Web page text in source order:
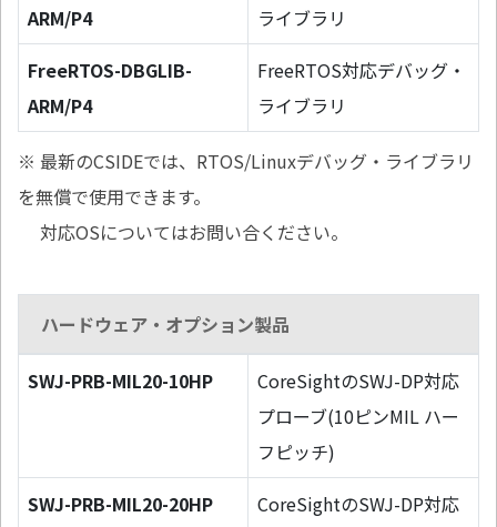
ARM/P4
ライブラリ
FreeRTOS-DBGLIB-
ARM/P4
FreeRTOS対応デバッグ・
ライブラリ
※ 最新のCSIDEでは、RTOS/Linuxデバッグ・ライブラリ
を無償で使用できます。
対応OSについてはお問い合ください。
ハードウェア・オプション製品
SWJ-PRB-MIL20-10HP
CoreSightのSWJ-DP対応
プローブ(10ピンMIL ハー
フピッチ)
SWJ-PRB-MIL20-20HP
CoreSightのSWJ-DP対応